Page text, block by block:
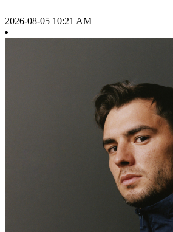
2026-08-05 10:21 AM